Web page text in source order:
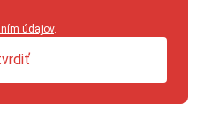
údajov.